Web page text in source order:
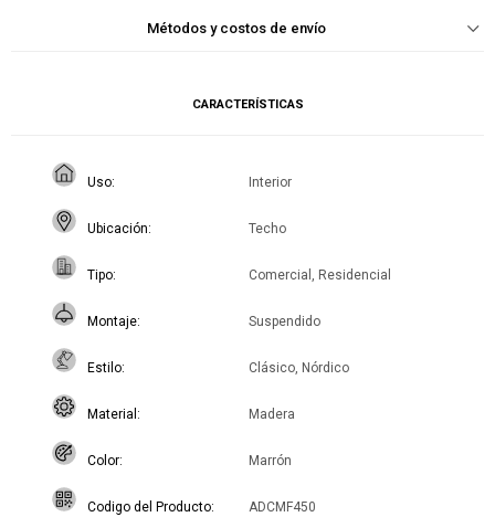
Métodos y costos de envío
CARACTERÍSTICAS
Uso Interior
Ubicación Techo
Tipo Comercial, Residencial
Montaje Suspendido
Estilo Clásico, Nórdico
Material Madera
Color Marrón
Codigo del Producto ADCMF450